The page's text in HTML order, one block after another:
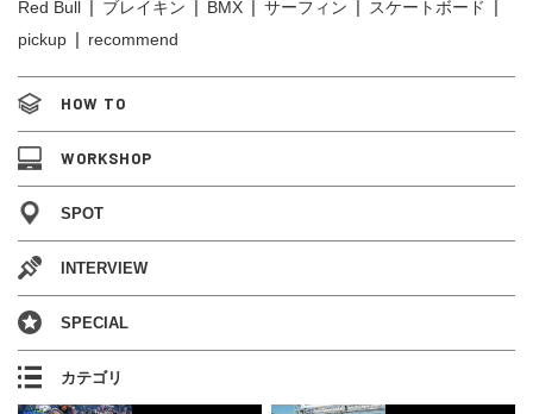
Red Bull
ブレイキン BMX サーフィン
スケートボード
pickup
recommend
HOW TO
WORKSHOP
SPOT
INTERVIEW
SPECIAL
カテゴリ